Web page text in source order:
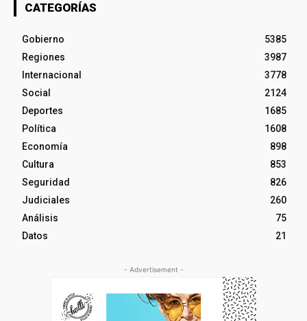
CATEGORÍAS
Gobierno
5385
Regiones
3987
Internacional
3778
Social
2124
Deportes
1685
Política
1608
Economía
898
Cultura
853
Seguridad
826
Judiciales
260
Análisis
75
Datos
21
- Advertisement -